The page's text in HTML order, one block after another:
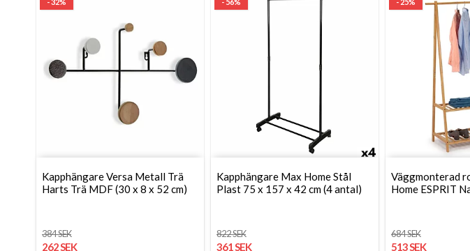
Kapphängare Versa Metall Trä
Harts Trä MDF (30 x 8 x 52 cm)
384 SEK
262 SEK
Kapphängare Max Home Stål
Plast 75 x 157 x 42 cm (4 antal)
822 SEK
361 SEK
Väggmonterad
Home ESPRIT
684 SEK
513 SEK